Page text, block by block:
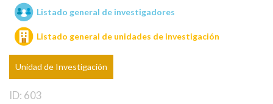
Unidades de investigación
Listado general de investigadores
Listado general de unidades de investigación
Unidad de Investigación
ID: 603